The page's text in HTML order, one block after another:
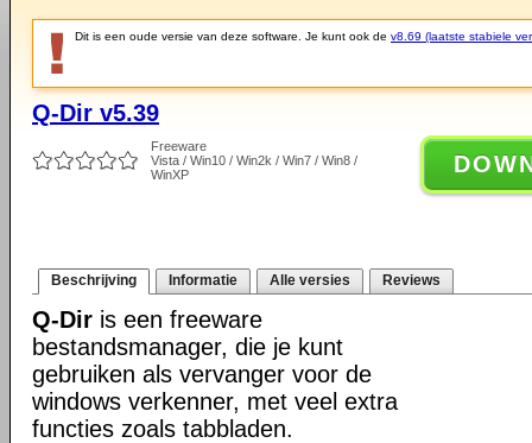
Dit is een oude versie van deze software. Je kunt ook de v8.69 (laatste stabiele
Q-Dir v5.39
Freeware
Vista / Win10 / Win2k / Win7 / Win8 /
WinXP
Beschrijving Informatie Alle versies Reviews
Q-Dir is een freeware
bestandsmanager, die je kunt
gebruiken als vervanger voor de
windows verkenner, met veel extra
functies zoals tabbladen.